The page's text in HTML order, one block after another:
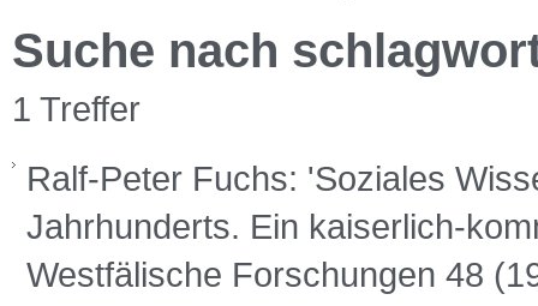
Suche nach
1 Treffer
Ralf-Peter Fuchs: 'Soziales
Jahrhunderts. Ein kaiserlich-
Westfälische Forschungen 48